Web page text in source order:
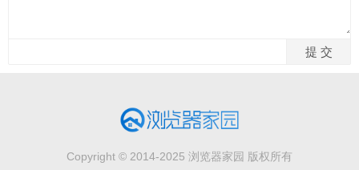
Copyright © 2014-2025 浏览器家园 版权所有